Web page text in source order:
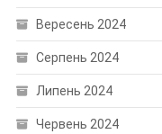
Вересень 2024
Серпень 2024
Липень 2024
Червень 2024